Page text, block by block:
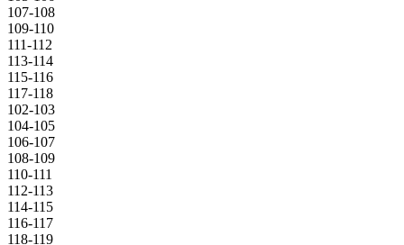
107-108
109-110
111-112
113-114
115-116
117-118
102-103
104-105
106-107
108-109
110-111
112-113
114-115
116-117
118-119